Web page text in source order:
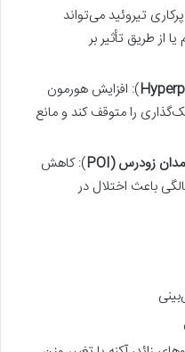
تیروئید می‌تواند
از طریق تأثیر بر
): افزایش هورمون
را متوقف کند و مانع
زودرس (POI): کاهش
تخمدان‌ها قبل از ۴۰ سالگی باعث اختلال در